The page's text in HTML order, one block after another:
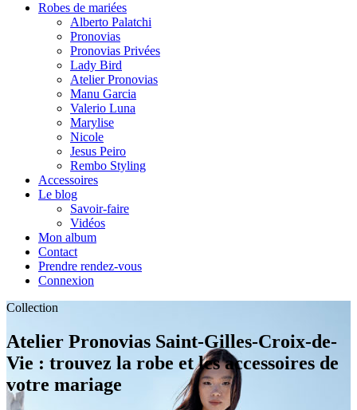
Robes de mariées
Alberto Palatchi
Pronovias
Pronovias Privées
Lady Bird
Atelier Pronovias
Manu Garcia
Valerio Luna
Marylise
Nicole
Jesus Peiro
Rembo Styling
Accessoires
Le blog
Savoir-faire
Vidéos
Mon album
Contact
Prendre rendez-vous
Connexion
Collection
Atelier Pronovias Saint-Gilles-Croix-de-
Vie : trouvez la robe et les accessoires de
votre mariage